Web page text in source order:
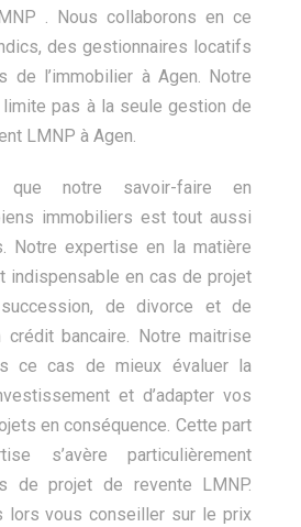
. Nous collaborons en ce
des gestionnaires locatifs
de l’immobilier à Agen. Notre
pas à la seule gestion de
LMNP à Agen.
que notre savoir-faire en
immobiliers est tout aussi
Notre expertise en la matière
indispensable en cas de projet
de divorce et de
crédit bancaire. Notre maitrise
ce cas de mieux évaluer la
et d’adapter vos
en conséquence. Cette part
s’avère particulièrement
de projet de revente LMNP.
lors vous conseiller sur le prix